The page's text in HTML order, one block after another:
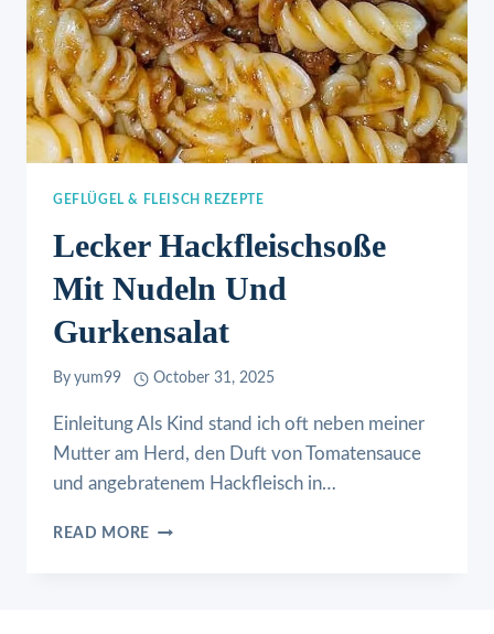
GEFLÜGEL & FLEISCH REZEPTE
Lecker Hackfleischsoße
Mit Nudeln Und
Gurkensalat
By yum99 October 31, 2025
Einleitung Als Kind stand ich oft neben meiner
Mutter am Herd, den Duft von Tomatensauce
und angebratenem Hackfleisch in…
READ MORE LECKER